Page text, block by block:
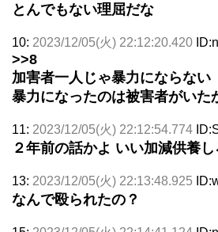
とんでもない理屈だな
10: 2023/12/05(火) 22:12:20.420
>>8
加害者一人じゃ暴力にならない
暴力になったのは被害者がいた
11: 2023/12/05(火) 22:12:54.774
２年前の話かよ いい加減供養
13: 2023/12/05(火) 22:13:48.925
なんで殴られたの？